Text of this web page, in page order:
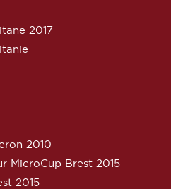
2017
2010
MicroCup Brest 2015
2015